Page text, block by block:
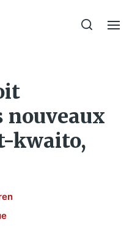
nouveaux
kwaito,